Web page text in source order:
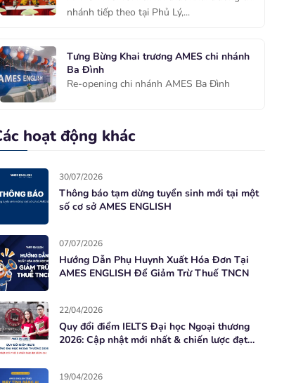
nhánh tiếp theo tại Phủ Lý,...
Tưng Bừng Khai trương AMES chi nhánh
Ba Đình
Re-opening chi nhánh AMES Ba Đình
hoạt động khác
30/07/2026
Thông báo tạm dừng tuyển sinh mới tại một
số cơ sở AMES ENGLISH
07/07/2026
Hướng Dẫn Phụ Huynh Xuất Hóa Đơn Tại
AMES ENGLISH Để Giảm Trừ Thuế TNCN
22/04/2026
Quy đổi điểm IELTS Đại học Ngoại thương
2026: Cập nhật mới nhất & chiến lược đạt
19/04/2026